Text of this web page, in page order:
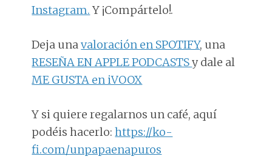
Instagram. Y ¡Compártelo!.
Deja unavaloración en SPOTIFY, una
RESEÑA EN APPLE PODCASTSy dale al
ME GUSTA en iVOOX
Y si quiere regalarnos un café, aquí
podéis hacerlo:https://ko-
fi.com/unpapaenapuros